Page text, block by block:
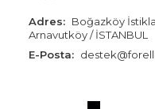
Adres: Boğazköy
Arnavutköy / İSTANBUL
E-Posta: